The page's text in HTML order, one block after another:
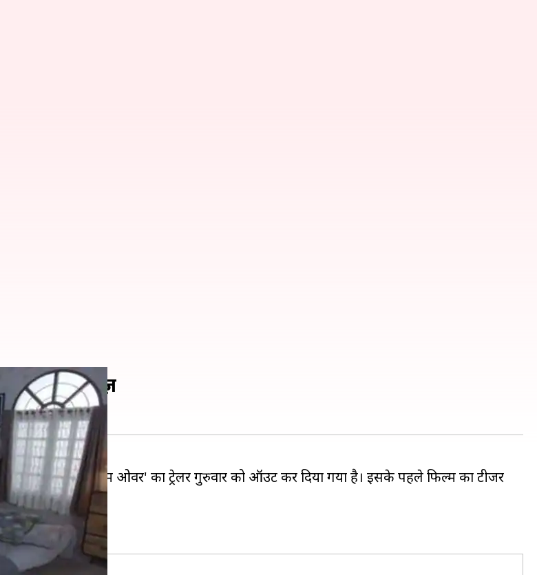
ट्रेलर रिलीज़
की अगली फिल्म 'गेम ओवर' का ट्रेलर गुरुवार को ऑउट कर दिया गया है। इसके पहले फिल्म का टीजर